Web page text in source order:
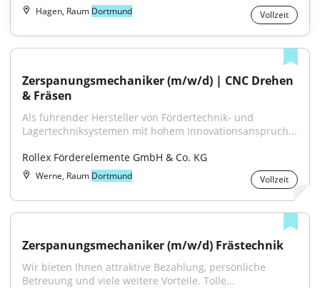
Hagen, Raum Dortmund Vollzeit
Zerspanungsmechaniker (m/w/d) | CNC Drehen
& Fräsen
Als führender Hersteller von Fördertechnik- und
Lagertechniksystemen mit hohem Innovationsanspruch...
Rollex Förderelemente GmbH & Co. KG
Werne, Raum Dortmund Vollzeit
Zerspanungsmechaniker (m/w/d) Frästechnik
Wir bieten Ihnen attraktive Bezahlung, persönliche
Betreuung und viele weitere Vorteile. Tolle...